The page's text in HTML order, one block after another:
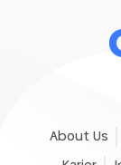
About Us